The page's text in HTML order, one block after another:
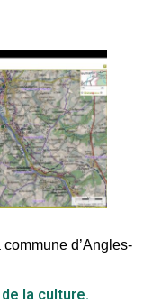
d’Angles-
la culture.